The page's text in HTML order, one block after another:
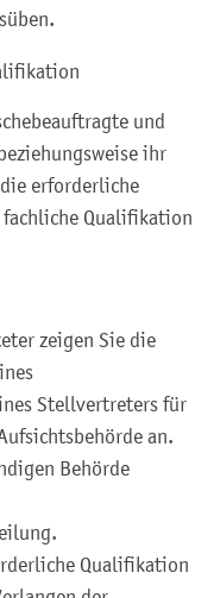
und
ihr
erforderliche
Qualifikation
zeigen Sie die
Stellvertreters für
an.
Behörde
Qualifikation